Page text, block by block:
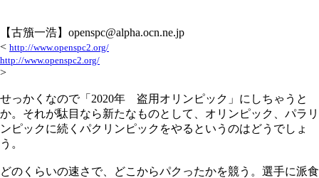
【古籏一浩】openspc@alpha.ocn.ne.jp
< http://www.openspc2.org/
http://www.openspc2.org/
>
せっかくなので「2020年 盗用オリンピック」にしちゃうと
か。それが駄目なら新たなものとして、オリンピック、パラリ
ンピックに続くパクリンピックをやるというのはどうでしょ
う。
どのくらいの速さで、どこからパクったかを競う。選手に派食